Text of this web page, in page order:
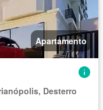
Apartamento
Desterro